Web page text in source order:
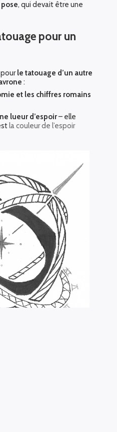
pose, qui devait être une
pour un
pourle tatouage d’un autre
:
et les chiffres romains
lueur d’espoir– elle
la couleur de l’espoir